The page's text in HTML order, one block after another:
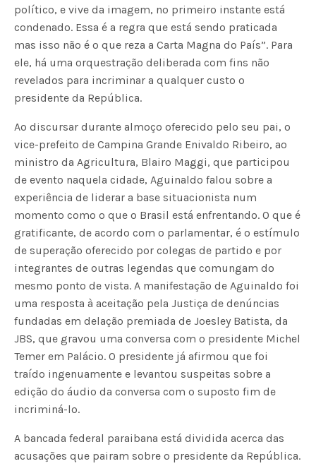
político, e vive da imagem, no primeiro instante está
condenado. Essa é a regra que está sendo praticada
mas isso não é o que reza a Carta Magna do País”. Para
ele, há uma orquestração deliberada com fins não
revelados para incriminar a qualquer custo o
presidente da República.
Ao discursar durante almoço oferecido pelo seu pai, o
vice-prefeito de Campina Grande Enivaldo Ribeiro, ao
ministro da Agricultura, Blairo Maggi, que participou
de evento naquela cidade, Aguinaldo falou sobre a
experiência de liderar a base situacionista num
momento como o que o Brasil está enfrentando. O que é
gratificante, de acordo com o parlamentar, é o estímulo
de superação oferecido por colegas de partido e por
integrantes de outras legendas que comungam do
mesmo ponto de vista. A manifestação de Aguinaldo foi
uma resposta à aceitação pela Justiça de denúncias
fundadas em delação premiada de Joesley Batista, da
JBS, que gravou uma conversa com o presidente Michel
Temer em Palácio. O presidente já afirmou que foi
traído ingenuamente e levantou suspeitas sobre a
edição do áudio da conversa com o suposto fim de
incriminá-lo.
A bancada federal paraibana está dividida acerca das
acusações que pairam sobre o presidente da República.